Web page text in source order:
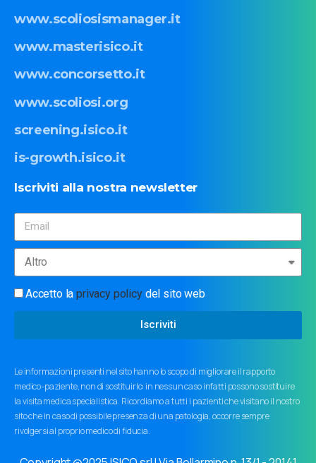
www.scoliosismanager.it
www.masterisico.it
www.concorsetto.it
www.scoliosi.org
screening.isico.it
is-growth.isico.it
Iscriviti alla nostra newsletter
Accetto laprivacy policydel sito web
Iscriviti
Le informazioni presenti nel sito hanno lo scopo di migliorare il rapporto
medico-paziente, non di sostituirlo: in nessun caso infatti possono sostituire
la visita medica specialistica. Ricordiamo a tutti i pazienti che visitano il nostro
sito che in caso di possibile presenza di una patologia, occorre sempre
rivolgersi al proprio medico di fiducia.